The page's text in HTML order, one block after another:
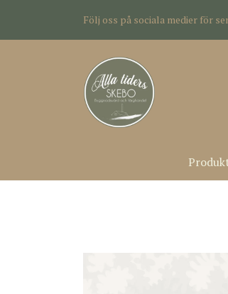
Följ oss på sociala medier för